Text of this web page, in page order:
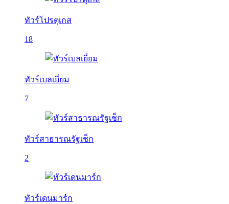
ทัวร์โปรตุเกส
18
ทัวร์เบลเยี่ยม
7
ทัวร์สาธารณรัฐเช็ก
2
ทัวร์เดนมาร์ก